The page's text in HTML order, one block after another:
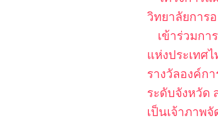
วิทยาลัยการ
เข้าร่วมก
แห่งประเทศ
รางวัลองค์ก
ระดับจังหวัด
เป็นเจ้าภาพ